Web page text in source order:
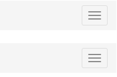
el
de